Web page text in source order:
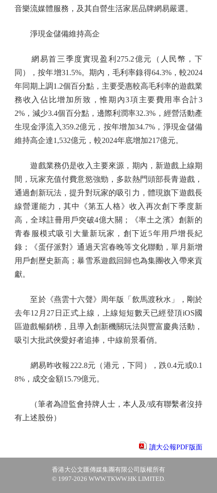
音樂流媒體服務，及其自營生活家居品牌網易嚴選。
淨現金儲備維持高企
網易首三季度實現盈利275.2億元（人民幣，下
同），按年增31.5%。期內，毛利率錄得64.3%，較2024
年同期上調1.2個百分點，主要受惠較高毛利率的遊戲業
務收入佔比增加所致，惟期內3項主要費用率合計3
2%，減少3.4個百分點，邊際利潤率32.3%，經營活動產
生現金淨流入359.2億元，按年增加34.7%，淨現金儲備
維持高企達1,532億元，較2024年底增加217億元。
遊戲業務仍是收入主要來源，期內，新遊戲上線期
間，玩家充值付費意慾強勁，多款熱門頭部長青遊戲，
通過創新玩法，提升對玩家的吸引力，體現旗下遊戲長
線營運能力，其中《第五人格》收入再次創下季度新
高，全球註冊用戶突破4億大關；《率土之濱》創新的
青春服模式吸引大量新玩家，創下近5年用戶增長紀
錄；《蛋仔派對》通過天宮春晚等文化聯動，單月新增
用戶創歷史新高；暴雪系遊戲回歸也為集團收入帶來貢
獻。
至於《燕雲十六聲》周年版「飲馬渡秋水」，剛於
去年12月27日正式上線，上線短短數天已經登頂iOS國
區遊戲暢銷榜，且導入創新機關玩法與豐富慶典活動，
吸引大批武俠愛好者追捧，中線前景看俏。
網易昨收報222.8元（港元，下同），跌0.4元或0.1
8%，成交金額15.79億元。
（筆者為證監會持牌人士，本人及/或有聯繫者沒持
有上述股份）
讀大公報PDF版面
香港大公文匯傳媒集團有限公司版權所有
© 1997-2026 WWW.TKWW.HK LIMITED.